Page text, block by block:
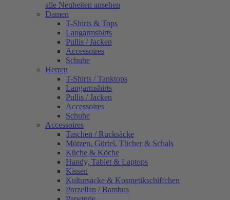
alle Neuheiten ansehen
Damen
T-Shirts & Tops
Langarmshirts
Pullis / Jacken
Accessoires
Schuhe
Herren
T-Shirts / Tanktops
Langarmshirts
Pullis / Jacken
Accessoires
Schuhe
Accessoires
Taschen / Rucksäcke
Mützen, Gürtel, Tücher & Schals
Küche & Köche
Handy, Tablet & Laptops
Kissen
Kultursäcke & Kosmetikschiffchen
Porzellan / Bambus